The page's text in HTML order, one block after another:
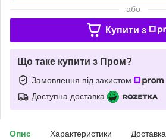
або
Купити з
Що таке купити з Пром?
Замовлення під захистом
Доступна доставка
Опис Характеристики Доставка